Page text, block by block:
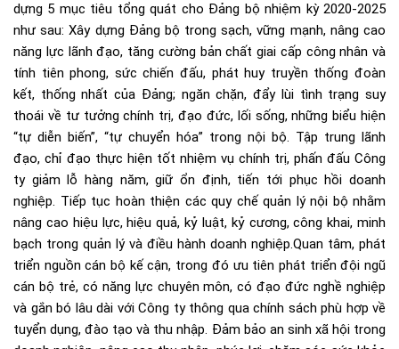
dựng 5 mục tiêu tổng quát cho Đảng bộ nhiệm kỳ 2020-2025
như sau: Xây dựng Đảng bộ trong sạch, vững mạnh, nâng cao
năng lực lãnh đạo, tăng cường bản chất giai cấp công nhân và
tính tiên phong, sức chiến đấu, phát huy truyền thống đoàn
kết, thống nhất của Đảng; ngăn chặn, đẩy lùi tình trạng suy
thoái về tư tưởng chính trị, đạo đức, lối sống, những biểu hiện
“tự diễn biến”, “tự chuyển hóa” trong nội bộ. Tập trung lãnh
đạo, chỉ đạo thực hiện tốt nhiệm vụ chính trị, phấn đấu Công
ty giảm lỗ hàng năm, giữ ổn định, tiến tới phục hồi doanh
nghiệp. Tiếp tục hoàn thiện các quy chế quản lý nội bộ nhằm
nâng cao hiệu lực, hiệu quả, kỷ luật, kỷ cương, công khai, minh
bạch trong quản lý và điều hành doanh nghiệp.Quan tâm, phát
triển nguồn cán bộ kế cận, trong đó ưu tiên phát triển đội ngũ
cán bộ trẻ, có năng lực chuyên môn, có đạo đức nghề nghiệp
và gắn bó lâu dài với Công ty thông qua chính sách phù hợp về
tuyển dụng, đào tạo và thu nhập. Đảm bảo an sinh xã hội trong